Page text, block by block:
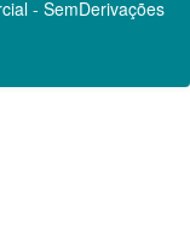
- SemDerivações